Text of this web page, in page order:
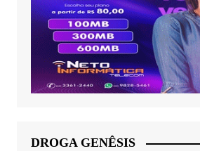
DROGA GENÊSIS